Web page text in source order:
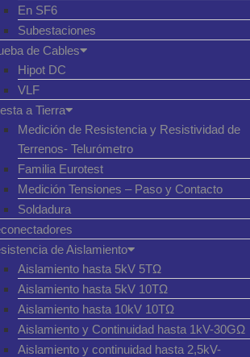
En SF6
Subestaciones
de Cables
Hipot DC
VLF
a Tierra
Medición de Resistencia y Resistividad de
Terrenos- Telurómetro
Familia Eurotest
Medición Tensiones – Paso y Contacto
Soldadura
de Aislamiento
Aislamiento hasta 5kV 5TΩ
Aislamiento hasta 5kV 10TΩ
Aislamiento hasta 10kV 10TΩ
Aislamiento y Continuidad hasta 1kV-30GΩ
Aislamiento y continuidad hasta 2,5kV-